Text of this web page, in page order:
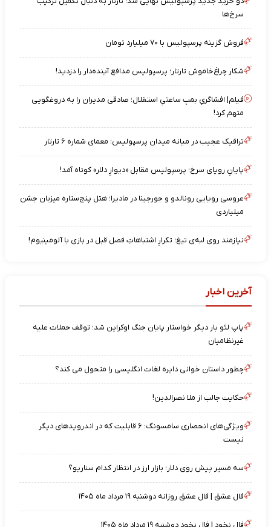
سرخ‌ها
فروش گزینه پرسپولیس با ۷۰ میلیارد تومان
شکار چراغ‌خاموش تارتار؛ پرسپولیس مدافع آینده‌دار را دزدید!
فیلم| افشاگریِ بمبِ ساعتیِ استقلال؛ صادقی مدیران را به دروغگویی
متهم کرد!
ترافیک عجیب در میانه میدان پرسپولیس؛ معمای شماره ۶ تارتار
پایانِ رویای سرخ؛ پرسپولیس مقابل «دیوارِ دلار» کوتاه آمد!
عروسی رویایی رونالدو و جورجینا در مادیرا؛ هتل پنج‌ستاره میزبان جشن
میلیاردی
نیازمند روی لبه‌ی تیغ؛ تکرارِ اشتباهاتِ فصل قبل در بازی با آلومینیوم!
آخرین اخبار
پاپ لئو بار دیگر خواستار پایان جنگ اوکراین شد؛ توقف حملات علیه
غیرنظامیان
چطور داستان ‌خوانی دایره لغات انگلیسی را متحول می ‌کند؟
حکایت جالب از ملا نصرالدین!
ویژگی‌های انحصاری سامسونگ: ۶ قابلیت که در اندرویدهای دیگر
نیست
سه مسیر پیش روی دلار؛ بازار ارز در انتظار کدام سناریو؟
فال عشق | فال عشق روزانه دوشنبه ۱۹ مرداد ماه ۱۴۰۵
فال نخود | فال نخود دوشنبه ۱۹ مرداد ماه ۱۴۰۵